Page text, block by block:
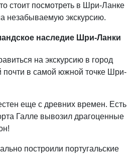
стоит посмотреть в Шри-Ланке
незабываемую экскурсию.
наследие Шри-Ланки
на экскурсию в город
почти в самой южной точке Шри-
еще с древних времен. Есть
Галле вывозил драгоценные
построили португальские